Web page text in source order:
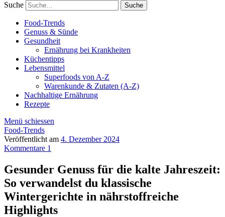
Suche
Food-Trends
Genuss & Sünde
Gesundheit
Ernährung bei Krankheiten
Küchentipps
Lebensmittel
Superfoods von A-Z
Warenkunde & Zutaten (A-Z)
Nachhaltige Ernährung
Rezepte
Menü schiessen
Food-Trends
Veröffentlicht am 4. Dezember 2024
Kommentare 1
Gesunder Genuss für die kalte Jahreszeit:
So verwandelst du klassische
Wintergerichte in nährstoffreiche
Highlights